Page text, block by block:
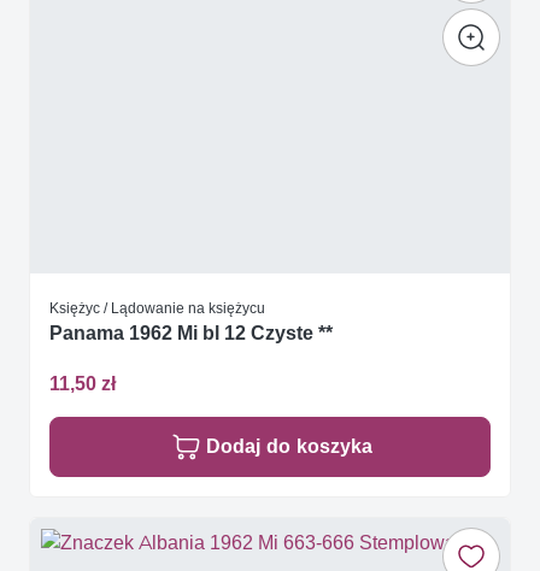
Księżyc / Lądowanie na księżycu
Panama 1962 Mi bl 12 Czyste **
11,50 zł
Dodaj do koszyka